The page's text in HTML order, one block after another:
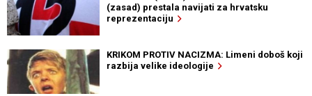
(zasad) prestala navijati za hrvatsku
reprezentaciju
KRIKOM PROTIV NACIZMA: Limeni doboš koji
razbija velike ideologije